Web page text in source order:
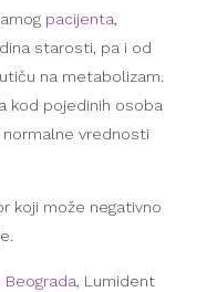
pacijenta,
starosti, pa i od
na metabolizam.
kod pojedinih osoba
vrednosti
koji može negativno
, Lumident